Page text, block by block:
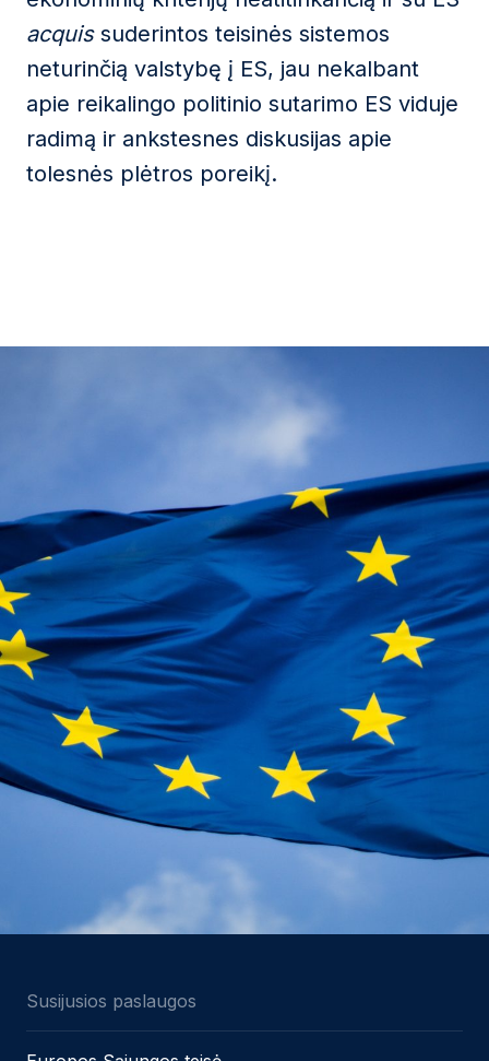
acquissuderintos teisinės sistemos
neturinčią valstybę į ES, jau nekalbant
apie reikalingo politinio sutarimo ES viduje
radimą ir ankstesnes diskusijas apie
tolesnės plėtros poreikį.
Susijusios paslaugos